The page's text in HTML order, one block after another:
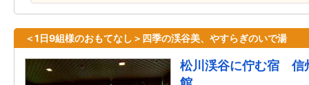
＜1日9組様のおもてなし＞四季の渓谷美、やすらぎのいで湯
松川渓谷に佇む宿